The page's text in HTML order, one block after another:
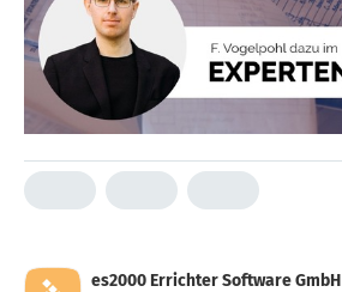
es2000 Errichter Software GmbH